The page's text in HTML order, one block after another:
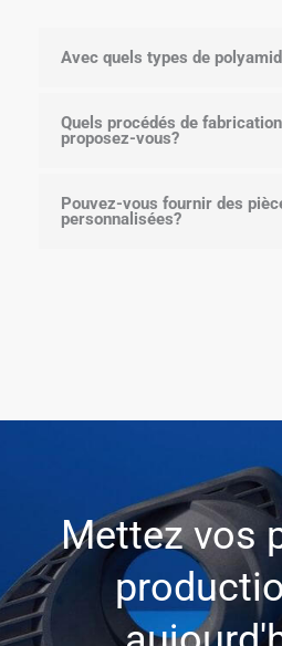
Avec quels types de
Quels procédés de
proposez-vous?
Pouvez-vous fournir des
personnalisées?
Mettez vos